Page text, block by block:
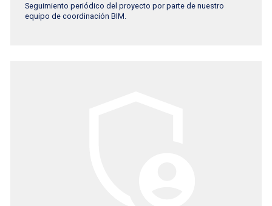
Seguimiento periódico del proyecto por parte de nuestro
equipo de coordinación BIM.